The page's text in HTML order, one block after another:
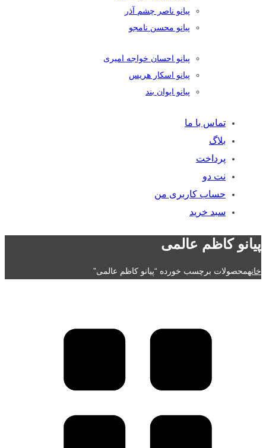
پیانو ناصر چشم آذر
پیانو محسن نامجو
پیانو احسان خواجه امیری
پیانو اسکار هریس
پیانو ایوان بند
تماس با ما
بلاگ
پرداخت
نت دو
حساب کاربری من
سبد خرید
پیانو کاظم عالمی
خانهمحصولات برچسب خورده “پیانو کاظم عالمی”